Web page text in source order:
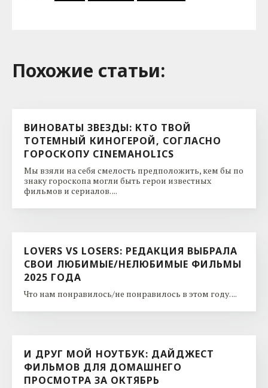
Похожие cтатьи:
ВИНОВАТЫ ЗВЕЗДЫ: КТО ТВОЙ
ТОТЕМНЫЙ КИНОГЕРОЙ, СОГЛАСНО
ГОРОСКОПУ CINEMAHOLICS
Мы взяли на себя смелость предположить, кем бы по
знаку гороскопа могли быть герои известных
фильмов и сериалов. ...
LOVERS VS LOSERS: РЕДАКЦИЯ ВЫБРАЛА
СВОИ ЛЮБИМЫЕ/НЕЛЮБИМЫЕ ФИЛЬМЫ
2025 ГОДА
Что нам понравилось/не понравилось в этом году. ...
И ДРУГ МОЙ НОУТБУК: ДАЙДЖЕСТ
ФИЛЬМОВ ДЛЯ ДОМАШНЕГО
ПРОСМОТРА ЗА ОКТЯБРЬ